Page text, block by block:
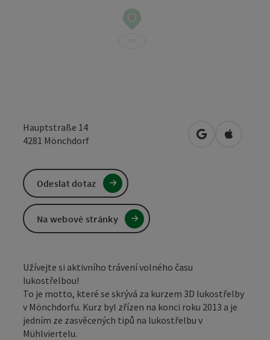
Hauptstraße 14
4281 Mönchdorf Otevřít vOtevřít v
Užívejte si aktivního trávení volného času
lukostřelbou!
To je motto, které se skrývá za kurzem 3D lukostřelby
v Mönchdorfu. Kurz byl zřízen na konci roku 2013 a je
jedním ze zasvěcených tipů na lukostřelbu v
Mühlviertelu.
Odeslat dotaz
Na webové stránky